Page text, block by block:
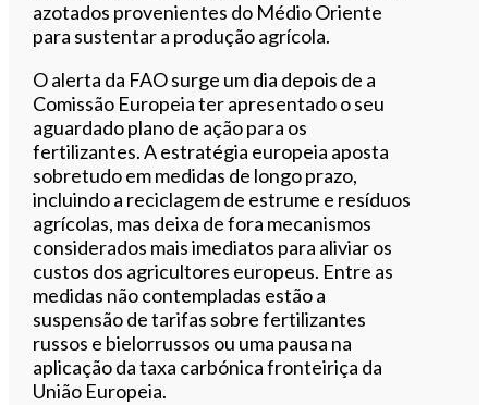
azotados provenientes do Médio Oriente
para sustentar a produção agrícola.
O alerta da FAO surge um dia depois de a
Comissão Europeia ter apresentado o seu
aguardado plano de ação para os
fertilizantes. A estratégia europeia aposta
sobretudo em medidas de longo prazo,
incluindo a reciclagem de estrume e resíduos
agrícolas, mas deixa de fora mecanismos
considerados mais imediatos para aliviar os
custos dos agricultores europeus. Entre as
medidas não contempladas estão a
suspensão de tarifas sobre fertilizantes
russos e bielorrussos ou uma pausa na
aplicação da taxa carbónica fronteiriça da
União Europeia.